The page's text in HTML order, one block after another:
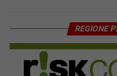
REGIONE